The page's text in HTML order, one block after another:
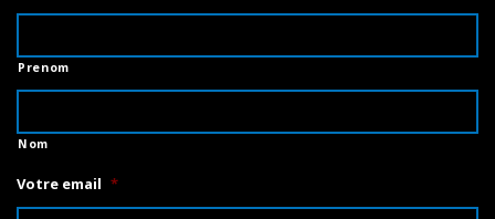
Prenom
Nom
Votre email *